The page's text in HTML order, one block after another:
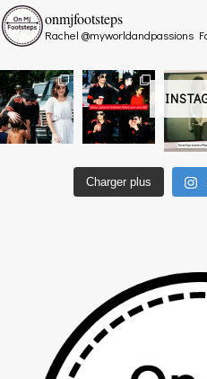
onmjfootsteps
Rachel @myworldandpassions
Charger plus